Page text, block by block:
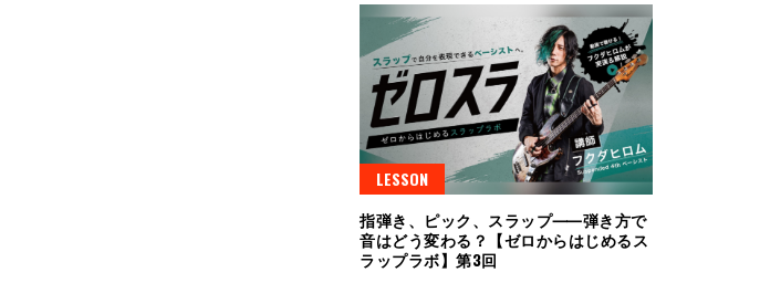
LESSON
指弾き、ピック、スラップ⸺弾き方で
音はどう変わる？【ゼロからはじめるス
ラップラボ】第3回